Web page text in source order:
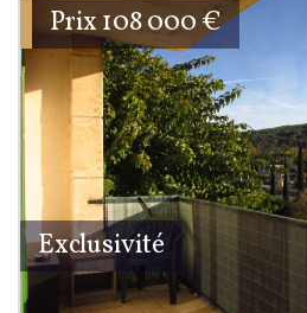
Exclusivité
Prix108 000€